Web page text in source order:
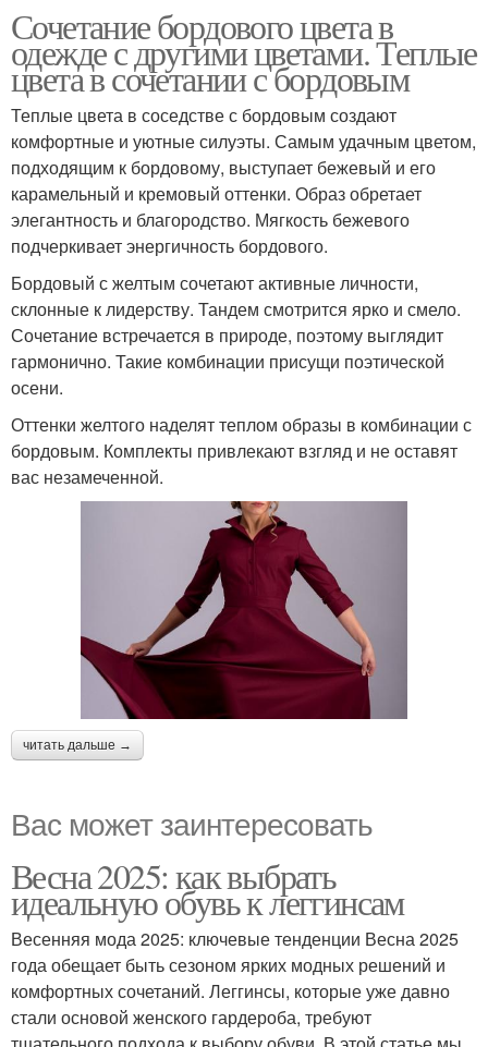
Сочетание бордового цвета в
одежде с другими цветами. Теплые
цвета в сочетании с бордовым
Теплые цвета в соседстве с бордовым создают
комфортные и уютные силуэты. Самым удачным цветом,
подходящим к бордовому, выступает бежевый и его
карамельный и кремовый оттенки. Образ обретает
элегантность и благородство. Мягкость бежевого
подчеркивает энергичность бордового.
Бордовый с желтым сочетают активные личности,
склонные к лидерству. Тандем смотрится ярко и смело.
Сочетание встречается в природе, поэтому выглядит
гармонично. Такие комбинации присущи поэтической
осени.
Оттенки желтого наделят теплом образы в комбинации с
бордовым. Комплекты привлекают взгляд и не оставят
вас незамеченной.
читать дальше →
Вас может заинтересовать
Весна 2025: как выбрать
идеальную обувь к леггинсам
Весенняя мода 2025: ключевые тенденции Весна 2025
года обещает быть сезоном ярких модных решений и
комфортных сочетаний. Леггинсы, которые уже давно
стали основой женского гардероба, требуют